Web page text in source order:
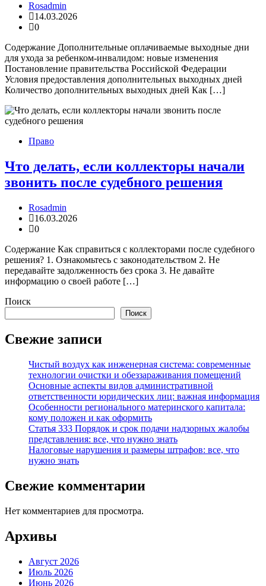
Rosadmin
14.03.2026
0
Содержание Дополнительные оплачиваемые выходные дни
для ухода за ребенком-инвалидом: новые изменения
Постановление правительства Российской Федерации
Условия предоставления дополнительных выходных дней
Количество дополнительных выходных дней Как […]
Право
Что делать, если коллекторы начали
звонить после судебного решения
Rosadmin
16.03.2026
0
Содержание Как справиться с коллекторами после судебного
решения? 1. Ознакомьтесь с законодательством 2. Не
передавайте задолженность без срока 3. Не давайте
информацию о своей работе […]
Поиск
Поиск
Свежие записи
Чистый воздух как инженерная система: современные
технологии очистки и обеззараживания помещений
Основные аспекты видов административной
ответственности юридических лиц: важная информация
Особенности регионального материнского капитала:
кому положен и как оформить
Статья 333 Порядок и срок подачи надзорных жалобы
представления: все, что нужно знать
Налоговые нарушения и размеры штрафов: все, что
нужно знать
Свежие комментарии
Нет комментариев для просмотра.
Архивы
Август 2026
Июль 2026
Июнь 2026